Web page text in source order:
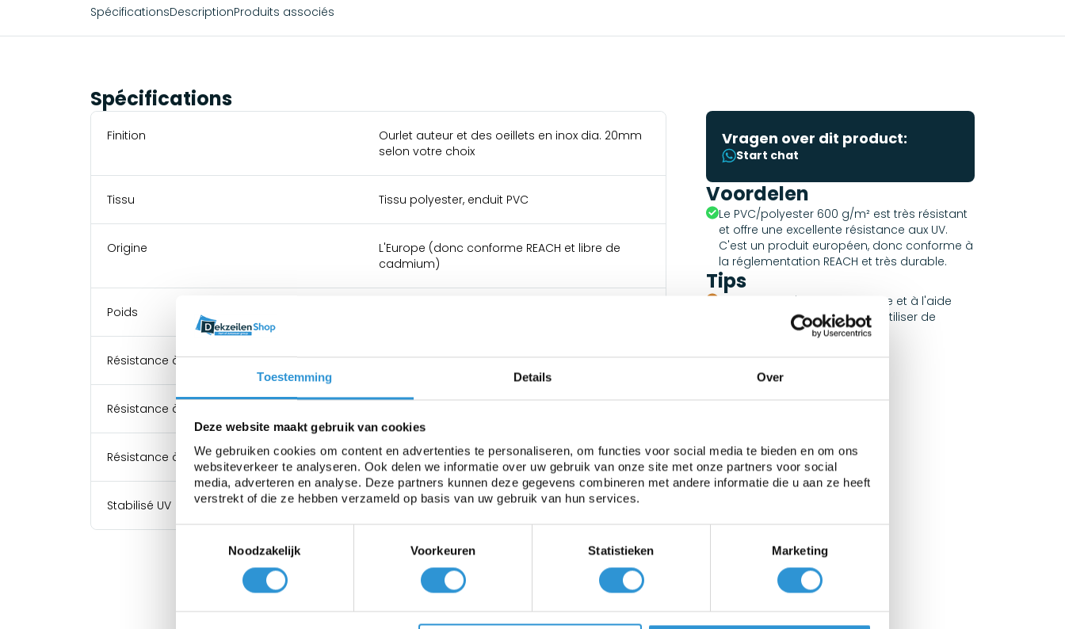
Toestemming Details Over
Deze website maakt gebruik van cookies
We gebruiken cookies om content en advertenties te personaliseren, om functies voor social media te bieden en om ons
websiteverkeer te analyseren. Ook delen we informatie over uw gebruik van onze site met onze partners voor social
media, adverteren en analyse. Deze partners kunnen deze gegevens combineren met andere informatie die u aan ze heeft
verstrekt of die ze hebben verzameld op basis van uw gebruik van hun services.
Toestemmingsselectie
Noodzakelijk
Voorkeuren Statistieken Marketing
SpécificationsDescriptionProduits associés
Spécifications
Finition
Ourlet auteur et des oeillets en inox dia. 20mm
selon votre choix
Tissu Tissu polyester, enduit PVC
Origine
L'Europe (donc conforme REACH et libre de
cadmium)
Poids
Résistance à la rupture 2000 N/5cm
Résistance à la déchirure
Résistance à la temperature -30 tot +70°C
Stabilisé UV Oui
Vragen over dit product:
Start chat
Voordelen
Le PVC/polyester 600 g/m² est très résistant
et offre une excellente résistance aux UV.
C'est un produit européen, donc conforme à
la réglementation REACH et très durable.
Tips
Nettoyage à l'eau savonneuse et à l'aide
d'une brosse douce. Ne pas utiliser de
nettoyeur haute pression.